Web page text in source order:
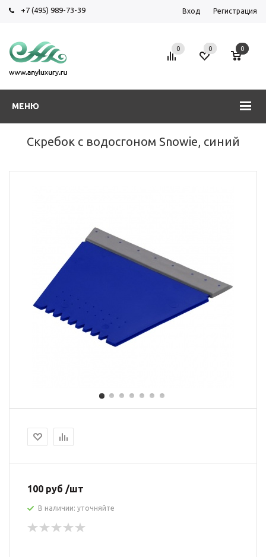
+7 (495) 989-73-39 Вход Регистрация
МЕНЮ
0 0 0
Скребок с водосгоном Snowie, синий
100 руб /шт
В наличии: уточняйте